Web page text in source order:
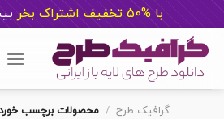
با %50 تخفیف اشتراک بخر ب
content
گرافیک طرح / محصولات برچسب